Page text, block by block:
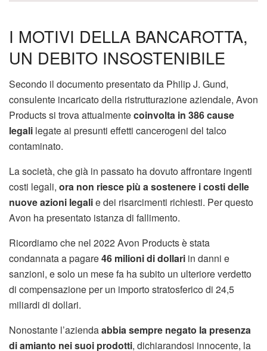
I MOTIVI DELLA BANCAROTTA,
UN DEBITO INSOSTENIBILE
Secondo il documento presentato da Philip J. Gund,
consulente incaricato della ristrutturazione aziendale, Avon
Products si trova attualmentecoinvolta in 386 cause
legali legate ai presunti effetti cancerogeni del talco
contaminato.
La società, che già in passato ha dovuto affrontare ingenti
costi legali, ora non riesce più a sostenere i costi delle
nuove azioni legalie dei risarcimenti richiesti. Per questo
Avon ha presentato istanza di fallimento.
Ricordiamo che nel 2022 Avon Products è stata
condannata a pagare46 milioni di dollari in danni e
sanzioni, e solo un mese fa ha subito un ulteriore verdetto
di compensazione per un importo stratosferico di 24,5
miliardi di dollari.
Nonostante l’aziendaabbia sempre negato la presenza
di amianto nei suoi prodotti, dichiarandosi innocente, la